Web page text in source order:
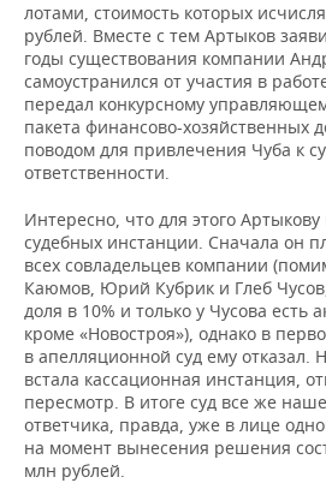
лотами, стоимость которых
рублей. Вместе с тем Артыков
годы существования компании
самоустранился от участия в
передал конкурсному
пакета финансово-хозяйственных
поводом для привлечения Чуба к
ответственности.
Интересно, что для этого
судебных инстанции. Сначала он
всех совладельцев компании
Каюмов, Юрий Кубрик и Глеб
доля в 10% и только у Чусова есть
кроме «Новостроя»), однако в
в апелляционной суд ему отказал.
встала кассационная инстанция,
пересмотр. В итоге суд все же
ответчика, правда, уже в лице
на момент вынесения решения
млн рублей.